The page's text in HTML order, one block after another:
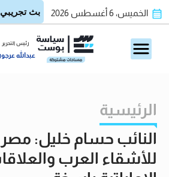
الخميس، 6 أغسطس 2026
رئيس التحرير
عبدالله
الرئيسية
النائب حسام خليل:
للأشقاء العرب